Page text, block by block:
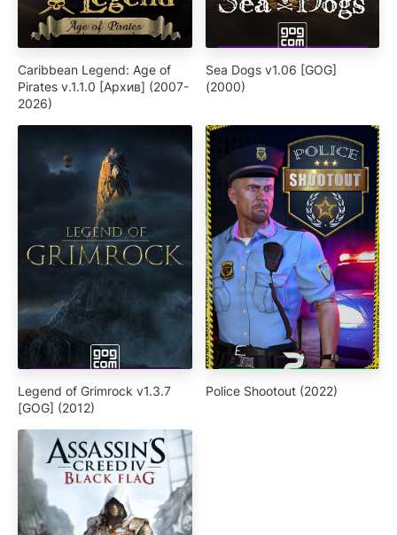
Caribbean Legend: Age of
Pirates v.1.1.0 [Архив] (2007-
2026)
Sea Dogs v1.06 [GOG]
(2000)
Legend of Grimrock v1.3.7
[GOG] (2012)
Police Shootout (2022)